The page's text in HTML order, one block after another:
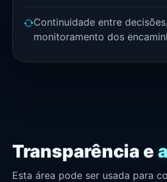
Continuidade entre
monitoramento dos
Transparência e
Esta área pode ser usada para